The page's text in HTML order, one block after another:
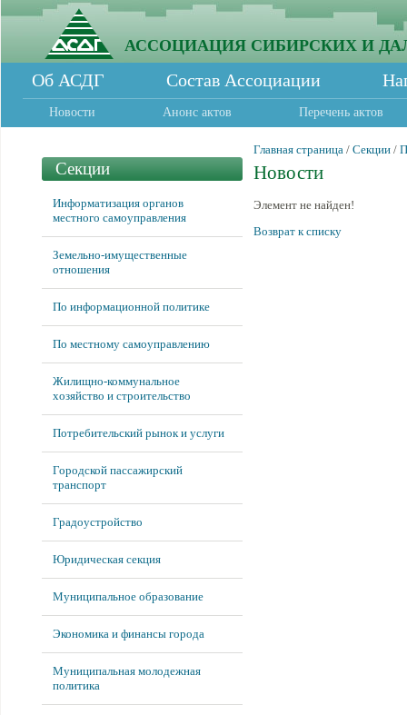
АССОЦИАЦИЯ СИБИРСКИХ И
Об АСДГ Состав Ассоциации
Новости Анонс актов Перечень актов
Секции
Информатизация органов
местного самоуправления
Земельно-имущественные
отношения
По информационной политике
По местному самоуправлению
Жилищно-коммунальное
хозяйство и строительство
Потребительский рынок и услуги
Городской пассажирский
транспорт
Градоустройство
Юридическая секция
Муниципальное образование
Экономика и финансы города
Муниципальная молодежная
политика
Главная страница / Секции /
Новости
Элемент не найден!
Возврат к списку